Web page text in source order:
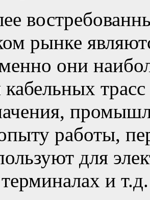
рынке
они
кабельных
работы,
для
и т.д.